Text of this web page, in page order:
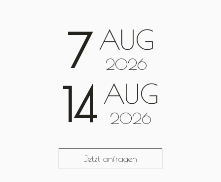
7 AUG
2026
14 AUG
2026
Jetzt anfragen